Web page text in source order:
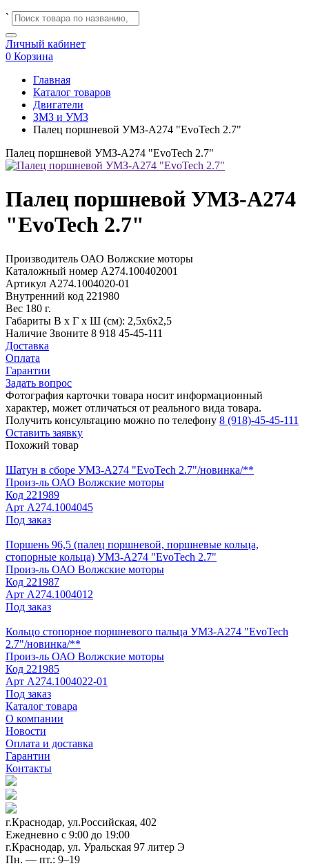
`
Личный кабинет
0 Корзина
Главная
Каталог товаров
Двигатели
ЗМЗ и УМЗ
Палец поршневой УМЗ-А274 "EvoTech 2.7"
Палец поршневой УМЗ-А274 "EvoTech 2.7"
Палец поршневой УМЗ-А274
"EvoTech 2.7"
Производитель ОАО Волжские моторы
Каталожный номер А274.100402001
Артикул А274.1004020-01
Внутренний код 221980
Вес 180 г.
Габариты В х Г х Ш (см): 2,5х6х2,5
Наличие Звоните 8 918 45-45-111
Доставка
Оплата
Гарантии
Задать вопрос
Фотография карточки товара носит информационный
характер, может отличаться от реального вида товара.
Получить консультацию можно по телефону 8 (918)-45-45-111
Оставить заявку
Похожий товар
Шатун в сборе УМЗ-А274 "EvoTech 2.7"/новинка/**
Произ-ль ОАО Волжские моторы
Код 221989
Арт А274.1004045
Под заказ
Поршень 96,5 (палец поршневой, поршневые кольца,
стопорные кольца) УМЗ-А274 "EvoTech 2.7"
Произ-ль ОАО Волжские моторы
Код 221987
Арт А274.1004012
Под заказ
Кольцо стопорное поршневого пальца УМЗ-А274 "EvoTech
2.7"/новинка/**
Произ-ль ОАО Волжские моторы
Код 221985
Арт А274.1004022-01
Под заказ
Каталог товара
О компании
Новости
Оплата и доставка
Гарантии
Контакты
г.Краснодар, ул.Российская, 402
Ежедневно c 9:00 до 19:00
г.Краснодар, ул. Уральская 97 литер Э
Пн. — пт.: 9–19